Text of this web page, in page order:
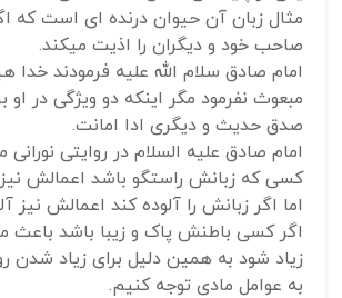
مثال زبان آن حیوان درنده ای است که
صاحب خود و دیگران را اذیت میکند.
امام صادق سلام الله علیه فرمودند خدا
مبعوث نفرمود مگر اینکه دو ویژگی در او
صدق حدیث و دیگری ادا امانت.
امام صادق علیه السلام در روایتی نورانی
کسی که زبانش راستگو باشد اعمالش
اما اگر زبانش را آلوده کند اعمالش نیز
اگر کسی باطنش پاک و زیبا باشد باعث
زیاد شود به همین دلیل برای زیاد شدن
به عوامل مادی توجه کنیم.